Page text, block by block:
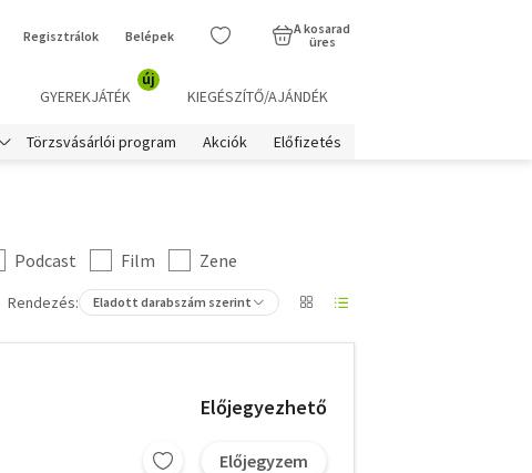
Regisztrálok Belépek
A kosarad
üres
GYEREKJÁTÉK
új
KIEGÉSZÍTŐ/AJÁNDÉK
Törzsvásárlói program Akciók Előfizetés
Podcast Film
Zene
Rendezés: Eladott darabszám szerint
Előjegyezhető
Előjegyzem